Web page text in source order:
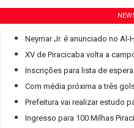
Neymar Jr. é anunciado no Al-
XV de Piracicaba volta a
Inscrições para lista de
Com média próxima a três
Prefeitura vai realizar estudo
Ingresso para 100 Milhas